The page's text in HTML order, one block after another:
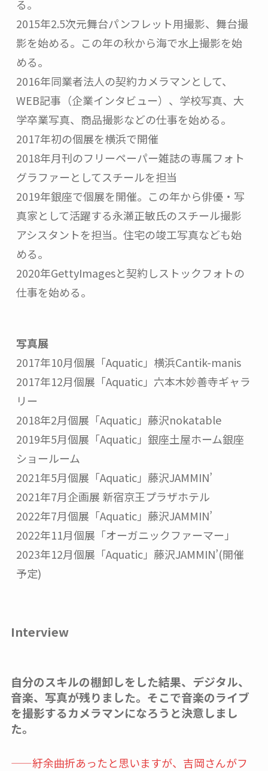
る。
2015年2.5次元舞台パンフレット用撮影、舞台撮
影を始める。この年の秋から海で水上撮影を始
める。
2016年同業者法人の契約カメラマンとして、
WEB記事（企業インタビュー）、学校写真、大
学卒業写真、商品撮影などの仕事を始める。
2017年初の個展を横浜で開催
2018年月刊のフリーペーパー雑誌の専属フォト
グラファーとしてスチールを担当
2019年銀座で個展を開催。この年から俳優・写
真家として活躍する永瀬正敏氏のスチール撮影
アシスタントを担当。住宅の竣工写真なども始
める。
2020年GettyImagesと契約しストックフォトの
写真展
2017年10月個展「Aquatic」横浜Cantik-manis
2017年12月個展「Aquatic」六本木妙善寺ギャラ
リー
2018年2月個展「Aquatic」藤沢nokatable
2019年5月個展「Aquatic」銀座土屋ホーム銀座
ショールーム
2021年5月個展「Aquatic」藤沢JAMMIN’
2021年7月企画展 新宿京王プラザホテル
2022年7月個展「Aquatic」藤沢JAMMIN’
2022年11月個展「オーガニックファーマー」
2023年12月個展「Aquatic」藤沢JAMMIN’(開催
予定)
Interview
自分のスキルの棚卸しをした結果、デジタル、
音楽、写真が残りました。そこで音楽のライブ
を撮影するカメラマンになろうと決意しまし
た。
——紆余曲折あったと思いますが、吉岡さんがフ